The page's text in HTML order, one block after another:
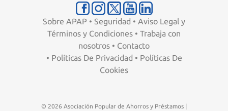
Sobre APAP • Seguridad • Aviso Legal y
Términos y Condiciones • Trabaja con
nosotros • Contacto
• Políticas De Privacidad • Políticas De
Cookies
© 2026 Asociación Popular de Ahorros y Préstamos |